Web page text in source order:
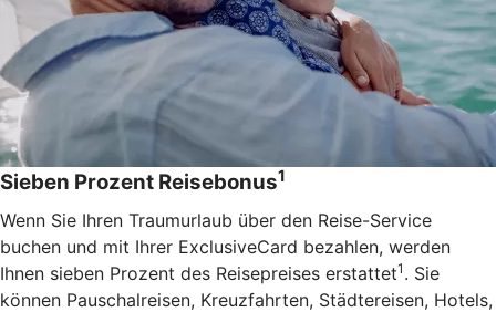
Sieben Prozent Reisebonus1
Wenn Sie Ihren Traumurlaub über den Reise-Service
buchen und mit Ihrer ExclusiveCard bezahlen, werden
Ihnen sieben Prozent des Reisepreises erstattet1 . Sie
können Pauschalreisen, Kreuzfahrten, Städtereisen, Hotels,